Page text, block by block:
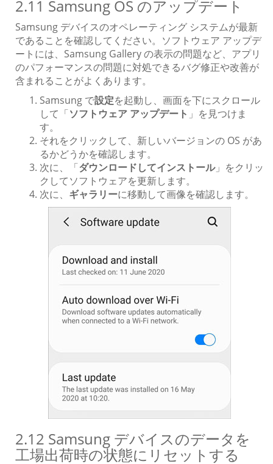
2.11 Samsung OS のアップデート
Samsung デバイスのオペレーティング システムが最新
であることを確認してください。ソフトウェア アップデ
ートには、Samsung Gallery の表示の問題など、アプリ
のパフォーマンスの問題に対処できるバグ修正や改善が
含まれることがよくあります。
Samsung で設定を起動し、画面を下にスクロール
して「ソフトウェア アップデート 」を見つけま
す。
それをクリックして、新しいバージョンの OS があ
るかどうかを確認します。
次に、「ダウンロードしてインストール」をクリッ
クしてソフトウェアを更新します。
次に、 ギャラリーに移動して画像を確認します。
2.12 Samsung デバイスのデータを
工場出荷時の状態にリセットする